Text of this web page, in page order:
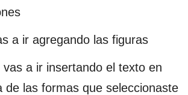
a ir agregando las figuras
vas a ir insertando el texto en
de las formas que seleccionaste